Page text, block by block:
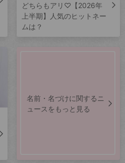
どちらもアリ♡【2026年
上半期】人気のヒットネー
ムは？
名前・名づけに関するニ
ュースをもっと見る